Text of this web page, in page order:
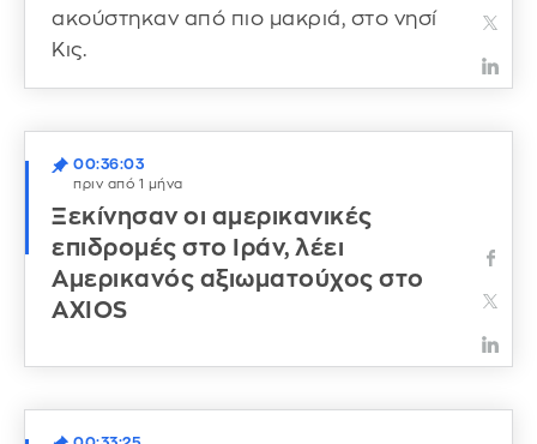
ακούστηκαν από πιο μακριά, στο νησί
Κις.
00:36:03
πριν από 1 μήνα
Ξεκίνησαν οι αμερικανικές
επιδρομές στο Ιράν, λέει
Αμερικανός αξιωματούχος στο
AXIOS